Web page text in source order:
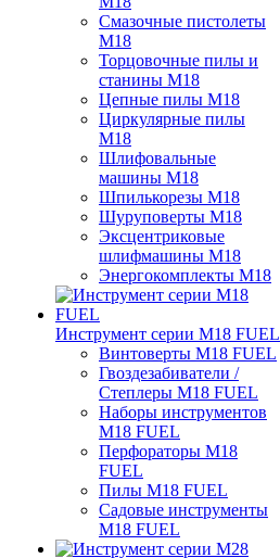
Смазочные пистолеты
M18
Торцовочные пилы и
станины M18
Цепные пилы M18
Циркулярные пилы
M18
Шлифовальные
машины M18
Шпилькорезы M18
Шуруповерты M18
Эксцентриковые
шлифмашины M18
Энергокомплекты M18
Инструмент серии M18 FUEL
Винтоверты M18 FUEL
Гвоздезабиватели /
Степлеры M18 FUEL
Наборы инструментов
M18 FUEL
Перфораторы M18
FUEL
Пилы M18 FUEL
Садовые инструменты
M18 FUEL